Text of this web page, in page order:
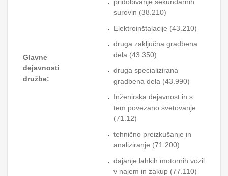
Glavne
dejavnosti
družbe:
surovin (38.210)
Elektroinštalacije (43.210)
druga zaključna gradbena
dela (43.350)
druga specializirana
gradbena dela (43.990)
Inženirska dejavnost in s
tem povezano svetovanje
(71.12)
tehnično preizkušanje in
analiziranje (71.200)
dajanje lahkih motornih vozil
v najem in zakup (77.110)